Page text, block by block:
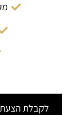
לקבלת הצעת